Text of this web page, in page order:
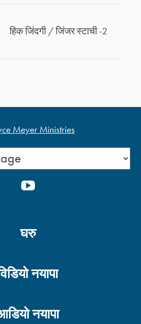
हिक जिंदगी / जिंजर स्टाची -2
घरु
नयापा
नयापा